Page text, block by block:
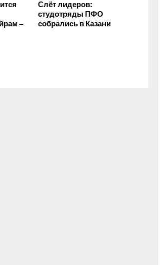
–
Слёт лидеров:
студотряды ПФО
собрались в Казани